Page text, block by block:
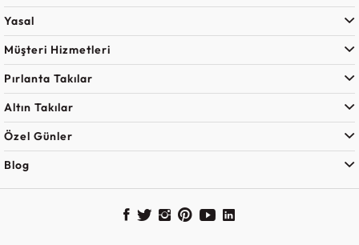
Yasal
Müşteri Hizmetleri
Pırlanta Takılar
Altın Takılar
Özel Günler
Blog